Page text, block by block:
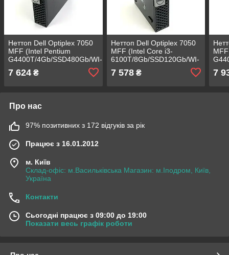
Неттоп Dell Optiplex 7050
MFF (Intel Pentium
G4400T/4Gb/SSD480Gb/WI-
7 624 ₴
Неттоп Dell Optiplex 7050
MFF (Intel Core i3-
6100T/8Gb/SSD120Gb/WI-
7 578₴ 7
Про нас
97% позитивних з 172 відгуків за рік
Працює з 16.01.2012
м. Київ
Склад-офіс: м.Васильківська Магазин: м.Іподром, Київ,
Україна
Контакти
Сьогодні працює з 09:00 до 19:00
Показати весь графік роботи